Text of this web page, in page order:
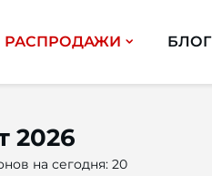
РАСПРОДАЖИ БЛОГ
2026
на сегодня: 20